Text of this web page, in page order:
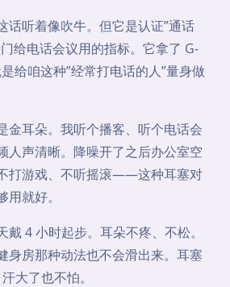
听着像吹牛。但它是认证”通话
给电话会议用的指标。它拿了 G-
给咱这种”经常打电话的人”量身做
金耳朵。我听个播客、听个电话会
人声清晰。降噪开了之后办公室空
打游戏、不听摇滚——这种耳塞对
就好。
4 小时起步。耳朵不疼、不松。
身房那种动法也不会滑出来。耳塞
大了也不怕。